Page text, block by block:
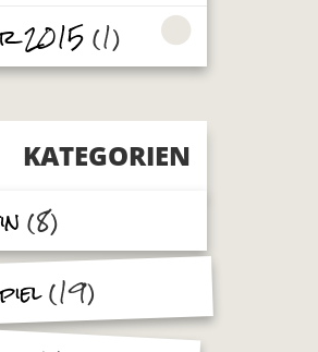
2015(1)
KATEGORIEN
(8)
(19)